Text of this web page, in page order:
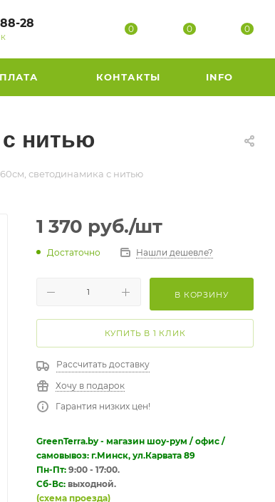
28 0 0 0
КОНТАКТЫ INFO
нитью
светодинамика с нитью
1 370 руб./шт
Достаточно Нашли дешевле?
В КОРЗИНУ
КУПИТЬ В 1 КЛИК
Рассчитать доставку
Хочу в подарок
Гарантия низких цен!
GreenTerra.by - магазин шоу-рум / офис /
самовывоз: г.Минск, ул.Карвата 89
Пн-Пт: 9:00 - 17:00.
Сб-Вс: выходной.
(схема проезда)